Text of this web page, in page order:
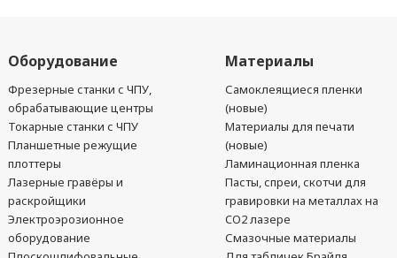
Оборудование
Фрезерные станки с ЧПУ,
обрабатывающие центры
Токарные станки с ЧПУ
Планшетные режущие
плоттеры
Лазерные гравёры и
раскройщики
Электроэрозионное
оборудование
Материалы
Самоклеящиеся пленки
(новые)
Материалы для печати
(новые)
Ламинационная пленка
Пасты, спреи, скотчи для
гравировки на металлах на
CO2 лазере
Смазочные материалы